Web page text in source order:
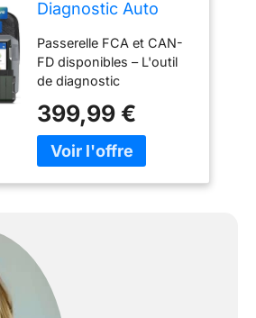
Diagnostic Auto
pour système
Complet, lecteur de
code OBD2
Bluetooth sans fil
avec 8+ fonctions
de réinitialisation,
test actif, AutoVIN,
tous les logiciels 2
Passerelle FCA et CAN-
FD disponibles – L'outil
de diagnostic
charge les modèles
européens après 2000,
les modèles avec
Renault. Tout en
résolvant les problèmes
OBD simples, il enrichit
399,99 €